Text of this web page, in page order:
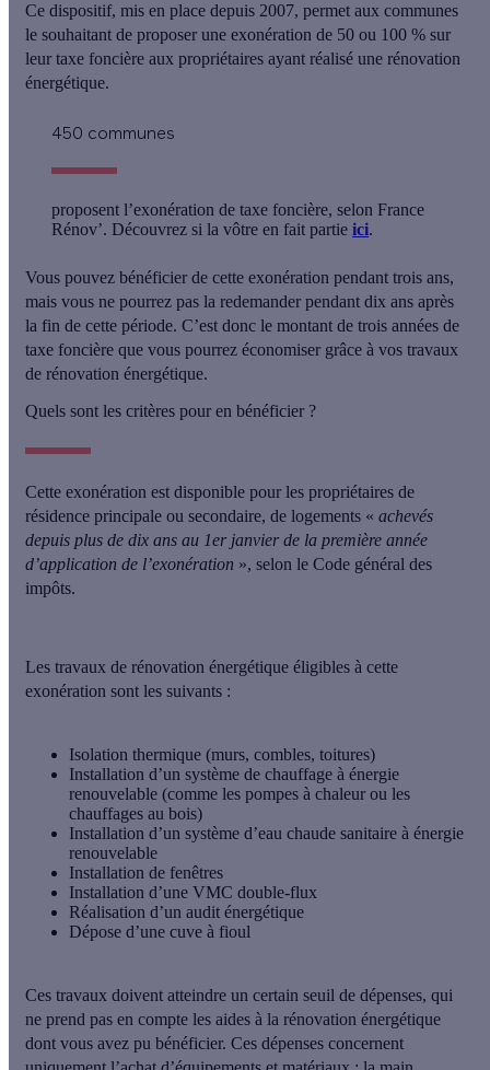
Ce dispositif, mis en place depuis 2007, permet aux communes
le souhaitant de proposer une exonération de 50 ou 100 % sur
leur taxe foncière aux propriétaires ayant réalisé une rénovation
énergétique.
450 communes
proposent l’exonération de taxe foncière, selon France
Rénov’. Découvrez si la vôtre en fait partie ici.
Vous pouvez bénéficier de cette exonération pendant trois ans,
mais vous ne pourrez pas la redemander pendant dix ans après
la fin de cette période. C’est donc le montant de trois années de
taxe foncière que vous pourrez économiser grâce à vos travaux
de rénovation énergétique.
Quels sont les critères pour en bénéficier ?
Cette exonération est disponible pour les propriétaires de
résidence principale ou secondaire, de logements « achevés
depuis plus de dix ans au 1er janvier de la première année
d’application de l’exonération », selon le Code général des
impôts.
Les travaux de rénovation énergétique éligibles à cette
exonération sont les suivants :
Isolation thermique (murs, combles, toitures)
Installation d’un système de chauffage à énergie
renouvelable (comme les pompes à chaleur ou les
chauffages au bois)
Installation d’un système d’eau chaude sanitaire à énergie
renouvelable
Installation de fenêtres
Installation d’une VMC double-flux
Réalisation d’un audit énergétique
Dépose d’une cuve à fioul
Ces travaux doivent atteindre un certain seuil de dépenses, qui
ne prend pas en compte les aides à la rénovation énergétique
dont vous avez pu bénéficier. Ces dépenses concernent